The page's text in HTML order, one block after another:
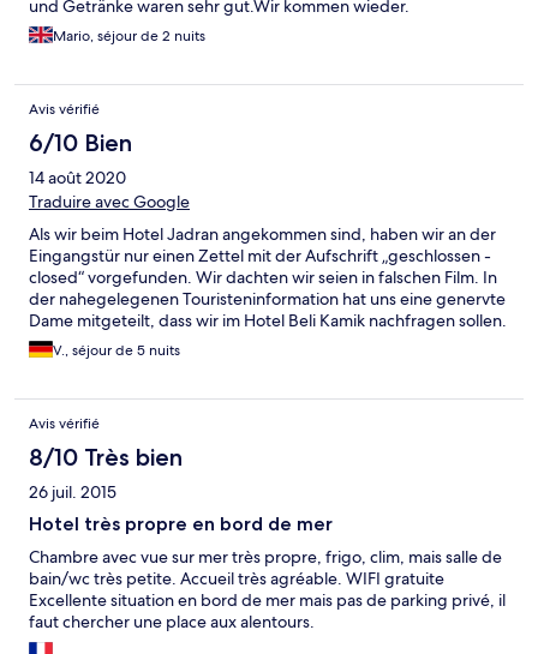
und Getränke waren sehr gut.Wir kommen wieder.
Mario, séjour de 2 nuits
Avis vérifié
6/10 Bien
14 août 2020
Traduire avec Google
Als wir beim Hotel Jadran angekommen sind, haben wir an der
Eingangstür nur einen Zettel mit der Aufschrift „geschlossen -
closed“ vorgefunden. Wir dachten wir seien in falschen Film. In
der nahegelegenen Touristeninformation hat uns eine genervte
Dame mitgeteilt, dass wir im Hotel Beli Kamik nachfragen sollen.
Wir waren in den letzten Tagen offensichtlich nicht die einzigen,
die nach Informationen suchten. Im Hotel Beli Kamik war unser
bekamen auch keine Erklärung oder Entschuldigung. Es sind
sehr viele Kinder im Hotel sowie am Strand. Für Kinder gibt es
viele Angebote, somit ein guter Ort für Familien, aber nicht sehr
passend für Paare und Freunde. Das Personal ist sehr freundlich
und bemüht. Die Zimmer sind sauber.
V., séjour de 5 nuits
Avis vérifié
8/10 Très bien
26 juil. 2015
Hotel très propre en bord de mer
Chambre avec vue sur mer très propre, frigo, clim, mais salle de
bain/wc très petite. Accueil très agréable. WIFI gratuite
Excellente situation en bord de mer mais pas de parking privé, il
faut chercher une place aux alentours.